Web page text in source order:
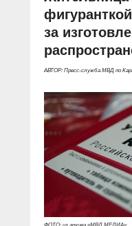
за
АВТОР: Пресс-служба МВД по
ФОТО: из архива «МВД МЕДИА»